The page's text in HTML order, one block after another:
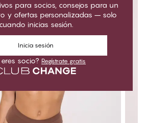
para socios, consejos para un
y ofertas personalizadas – solo
cuando inicias sesión.
Inicia sesión
socio? Regístrate gratis